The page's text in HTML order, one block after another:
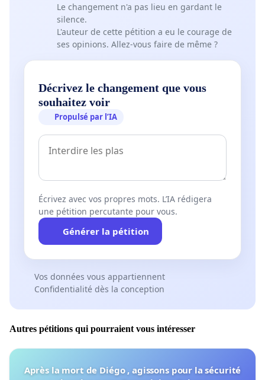
Le changement n'a pas lieu en gardant le
silence.
L'auteur de cette pétition a eu le courage de
ses opinions. Allez-vous faire de même ?
Décrivez le changement que vous
souhaitez voir
Propulsé par l’IA
Écrivez avec vos propres mots. L’IA rédigera
une pétition percutante pour vous.
Générer la pétition
Vos données vous appartiennent
Confidentialité dès la conception
Autres pétitions qui pourraient vous intéresser
Après la mort de Diégo , agissons pour la sécurité